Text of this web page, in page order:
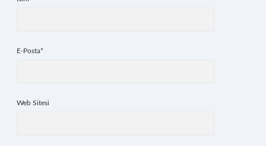
E-Posta*
Web Sitesi